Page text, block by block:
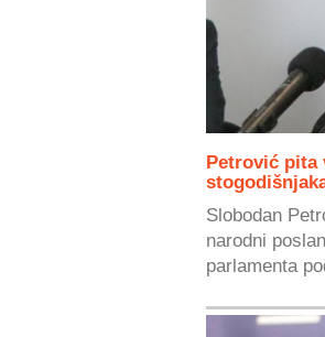
Petrović pita
Slobodan
narodni
parlamenta